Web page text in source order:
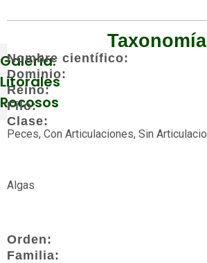
Galería:
Litorales
Rocosos
dulce
Taxonomía
Nombre científico:
Dominio:
Reino:
Filo:
Clase:
Peces, Con Articulaciones, Sin
Algas
Orden:
Familia: